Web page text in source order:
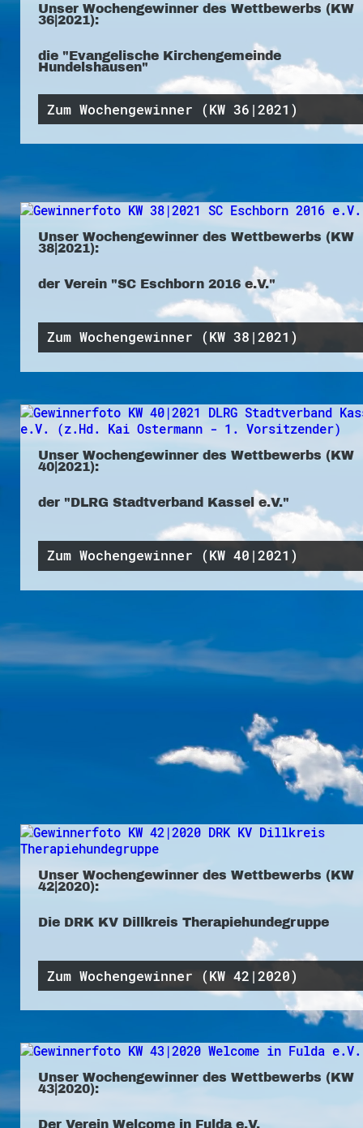
Unser Wochengewinner des Wettbewerbs (KW
36|2021):
die "Evangelische Kirchengemeinde
Hundelshausen"
Zum Wochengewinner (KW 36|2021)
Unser Wochengewinner des Wettbewerbs (KW
38|2021):
der Verein "SC Eschborn 2016 e.V."
Zum Wochengewinner (KW 38|2021)
Unser Wochengewinner des Wettbewerbs (KW
40|2021):
der "DLRG Stadtverband Kassel e.V."
Zum Wochengewinner (KW 40|2021)
Unser Wochengewinner des Wettbewerbs (KW
42|2020):
Die DRK KV Dillkreis Therapiehundegruppe
Zum Wochengewinner (KW 42|2020)
Unser Wochengewinner des Wettbewerbs (KW
43|2020):